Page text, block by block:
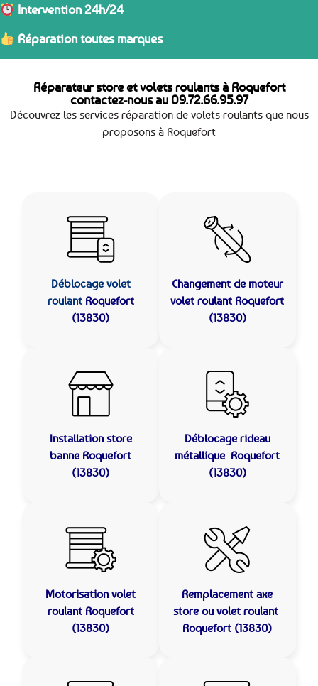
Intervention 24h/24
Réparation toutes marques
Réparateur store et volets roulants à Roquefort
contactez-nous au 09.72.66.95.97
Découvrez les services réparation de volets roulants que nous
proposons à Roquefort
Déblocage volet
roulant Roquefort
(13830)
Changement de moteur
volet roulant Roquefort
(13830)
Installation store
banne Roquefort
(13830)
Déblocage rideau
métallique Roquefort
(13830)
Motorisation volet
roulant Roquefort
(13830)
Remplacement axe
store ou volet roulant
Roquefort (13830)